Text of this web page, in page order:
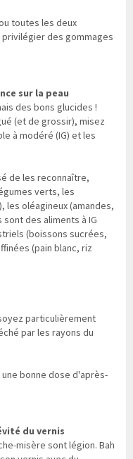
toutes les deux
des gommages
sur la peau
des bons glucides !
(et de grossir), misez
à modéré (IG) et les
de les reconnaître,
verts, les
oléagineux (amandes,
des aliments à IG
(boissons sucrées,
(pain blanc, riz
particulièrement
par les rayons du
bonne dose d'après-
du vernis
misère sont légion. Bah